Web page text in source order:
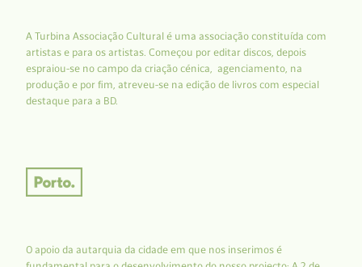
A Turbina Associação Cultural é uma associação constituída com
artistas e para os artistas. Começou por editar discos, depois
espraiou-se no campo da criação cénica, agenciamento, na
produção e por fim, atreveu-se na edição de livros com especial
destaque para a BD.
O apoio da autarquia da cidade em que nos inserimos é